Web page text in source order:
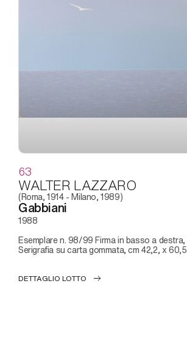
63
WALTER LAZZARO
(Roma, 1914 - Milano, 1989)
Gabbiani
1988
Esemplare n. 98/99 Firma in basso a destra, tiratura al retro ,
Serigrafia su carta gommata, cm 42,2, x 60,5
DETTAGLIO LOTTO